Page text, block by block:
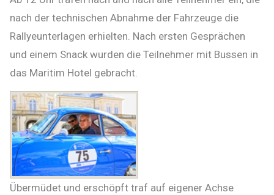
nach der technischen Abnahme der Fahrzeuge die
Rallyeunterlagen erhielten. Nach ersten Gesprächen
und einem Snack wurden die Teilnehmer mit Bussen in
das Maritim Hotel gebracht.
Übermüdet und erschöpft traf auf eigener Achse